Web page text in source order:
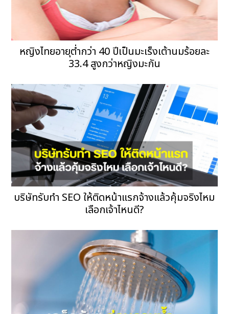
หญิงไทยอายุต่ำกว่า 40 ปีเป็นมะเร็งเต้านมร้อยละ
33.4 สูงกว่าหญิงมะกัน
บริษัทรับทำ SEO ให้ติดหน้าแรกจ้างแล้วคุ้มจริงไหม
เลือกเจ้าไหนดี?